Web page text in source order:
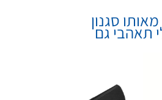
סגנון
תאהבי גם